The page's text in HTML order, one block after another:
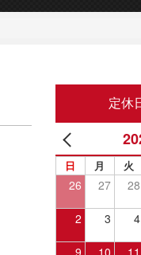
定休
日 月 火
26 27 28
2 3 4
9 10 11